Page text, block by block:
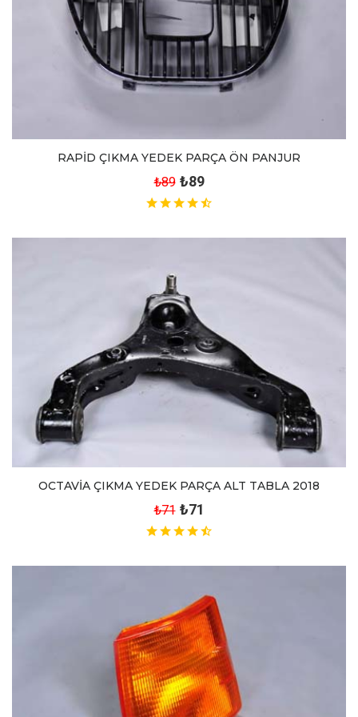
RAPİD ÇIKMA YEDEK PARÇA ÖN PANJUR
₺89 ₺89
OCTAVİA ÇIKMA YEDEK PARÇA ALT TABLA 2018
₺71 ₺71